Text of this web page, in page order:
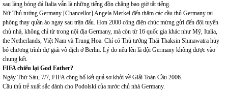
sau làng bóng đá Italia vẫn là những tiếng đồn chẳng bao giờ tắt tiếng.
Nữ Thủ tướng Germany [Chancellor] Angela Merkel đến thăm các cầu thủ Germany tại
phòng thay quần áo ngay sau trận đấu. Hơn 2000 công điện chúc mừng gửi đến đội tuyển
chủ nhà, không chỉ từ trong nội địa Germany, mà còn từ 16 quốc gia khác như Mỹ, Italia,
the Netherlands, Việt Nam và Trung Hoa. Chỉ có Thủ tướng Thái Thaksin Shinawatra hủy
bỏ chương trình dự giải vô địch ở Berlin. Lý do nêu lên là đội Germany không được vào
chung kết.
FIFA chiếu lại God Father?
Ngày Thứ Sáu, 7/7, FIFA công bố kết quả sơ khởi về Giải Toàn Cầu 2006.
Cầu thủ trẻ xuất sắc dành cho Podolski của nước chủ nhà Germany.